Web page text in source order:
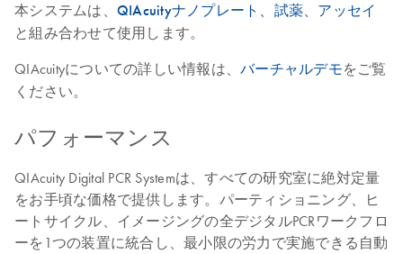
本システムは、 QIAcuityナノプレート、試薬、アッセイ
と組み合わせて使用します。
QIAcuityについての詳しい情報は、 バーチャルデモをご覧
ください。
パフォーマンス
QIAcuity Digital PCR Systemは、すべての研究室に絶対定量
をお手頃な価格で提供します。パーティショニング、ヒ
ートサイクル、イメージングの全デジタルPCRワークフロ
ーを1つの装置に統合し、最小限の労力で実施できる自動